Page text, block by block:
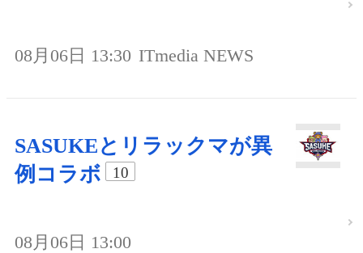
08月06日 13:30 ITmedia NEWS
SASUKEとリラックマが異
例コラボ
10
08月06日 13:00